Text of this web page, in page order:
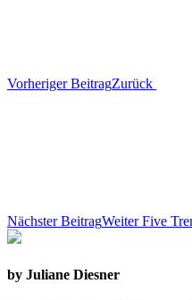
Vorheriger BeitragZurück
Nächster BeitragWeiter Five
by Juliane Diesner